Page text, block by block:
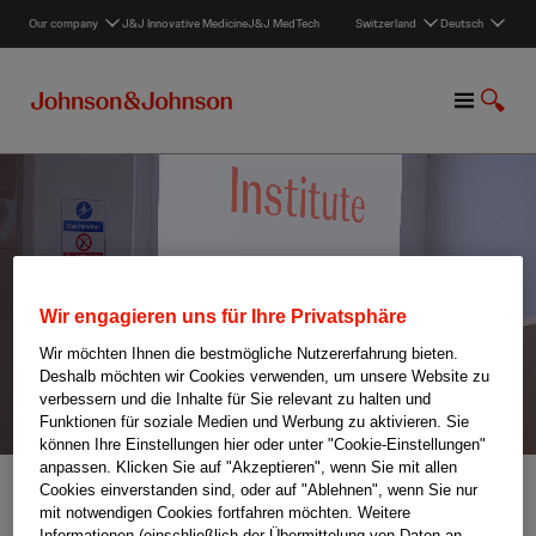
c
Our company J&J Innovative MedicineJ&J MedTech Switzerland Deutsch
M
n
S
c
n
Home / Karrieren / Unsere Mitarbeitenden‑Stories / Beat’s Story
Wir engagieren uns für Ihre Privatsphäre
Wir möchten Ihnen die bestmögliche Nutzererfahrung bieten.
Deshalb möchten wir Cookies verwenden, um unsere Website zu
verbessern und die Inhalte für Sie relevant zu halten und
Funktionen für soziale Medien und Werbung zu aktivieren. Sie
können Ihre Einstellungen hier oder unter "Cookie-Einstellungen"
anpassen. Klicken Sie auf "Akzeptieren", wenn Sie mit allen
Cookies einverstanden sind, oder auf "Ablehnen", wenn Sie nur
mit notwendigen Cookies fortfahren möchten. Weitere